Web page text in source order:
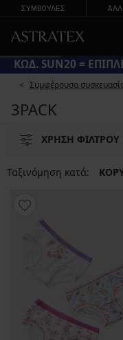
ΣΥΜΒΟΥΛΕΣ
ΚΩΔ. SUN20 =
Συμφέρουσα
3PACK
ΧΡΗΣΗ ΦΙΛΤΡΟΥ
Ταξινόμηση κατά: